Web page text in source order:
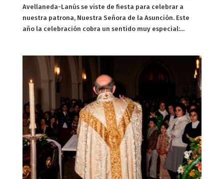
Avellaneda-Lanús se viste de fiesta para celebrar a
nuestra patrona, Nuestra Señora de la Asunción. Este
año la celebración cobra un sentido muy especial:...